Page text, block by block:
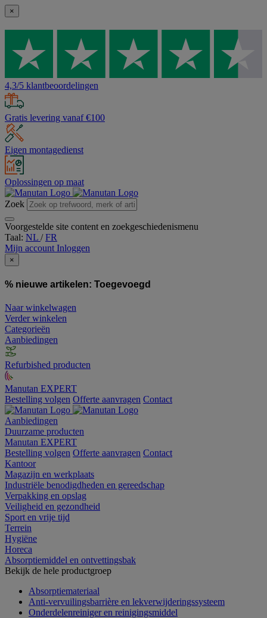
×
4,3/5 klantbeoordelingen
Gratis levering vanaf €100
Eigen montagedienst
Oplossingen op maat
Zoek
Voorgestelde site content en zoekgeschiedenismenu
Taal: NL /FR
Mijn account Inloggen
×
% nieuwe artikelen: Toegevoegd
Naar winkelwagen
Verder winkelen
Categorieën
Aanbiedingen
Refurbished producten
Manutan EXPERT
Bestelling volgen Offerte aanvragen Contact
Aanbiedingen
Duurzame producten
Manutan EXPERT
Bestelling volgen Offerte aanvragen Contact
Kantoor
Magazijn en werkplaats
Industriële benodigdheden en gereedschap
Verpakking en opslag
Veiligheid en gezondheid
Sport en vrije tijd
Terrein
Hygiëne
Horeca
Absorptiemiddel en ontvettingsbak
Bekijk de hele productgroep
Absorptiemateriaal
Anti-vervuilingsbarrière en lekverwijderingssysteem
Onderdelenreiniger en reinigingsmiddel